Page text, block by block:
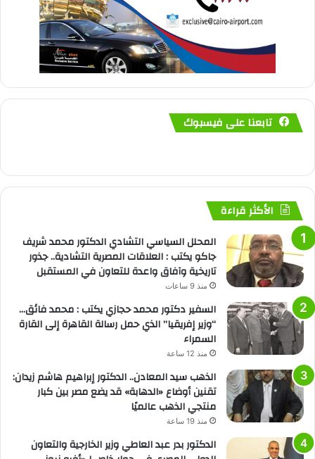
تابعنا على فيسبوك
الأكثر قراءة
المحلل السياسي التشادي الدكتور محمد شريف
جاكو يكتب : العلاقات المصرية التشادية.. جذور
تاريخية وآفاق واعدة للتعاون في المستقبل
منذ 9 ساعات
السفير دكتور محمد حجازي يكتب : محمد فائق…
“وزير إفريقيا” الذي حمل رسالة القاهرة إلى القارة
السمراء
منذ 12 ساعة
الذهب سيد المعادن.. الدكتور إبراهيم هاشم زيدان:
تقنين أوضاع «الدهابة» قد يضع مصر بين كبار
منتجي الذهب عالميًا
منذ 19 ساعة
الدكتور بدر عبد العاطي وزير الخارجية والتعاون